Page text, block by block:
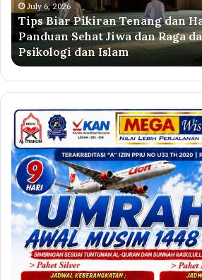
Adem:
Panduan
Sehat
Jiwa
dan
Raga
dalam
Perspektif
Psikologi
dan
Islam
July 6, 2026
Tips Biar Pikiran Tenang dan
Panduan Sehat Jiwa dan Raga
Psikologi dan Islam